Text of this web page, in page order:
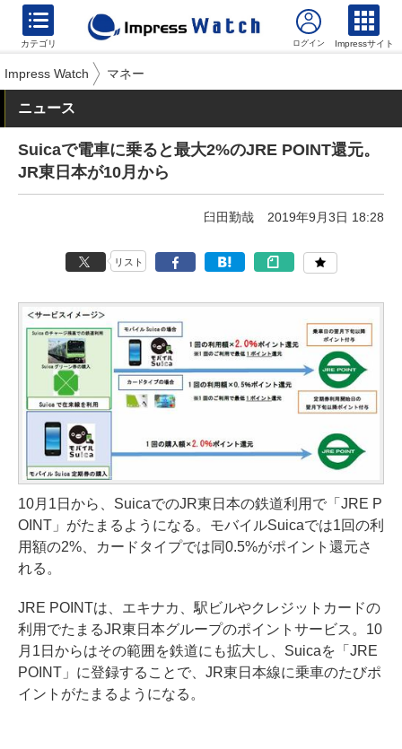
カテゴリ Impressサイト
Impress Watch マネー
ニュース
Suicaで電車に乗ると最大2%のJRE POINT還元。
JR東日本が10月から
臼田勤哉 2019年9月3日 18:28
リスト
10月1日から、SuicaでのJR東日本の鉄道利用で「JRE P
OINT」がたまるようになる。モバイルSuicaでは1回の利
用額の2%、カードタイプでは同0.5%がポイント還元さ
れる。
JRE POINTは、エキナカ、駅ビルやクレジットカードの
利用でたまるJR東日本グループのポイントサービス。10
月1日からはその範囲を鉄道にも拡大し、Suicaを「JRE
POINT」に登録することで、JR東日本線に乗車のたびポ
イントがたまるようになる。